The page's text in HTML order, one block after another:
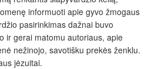
informuoti apie gyvo žmogaus
pasirinkimas dažnai buvo
ir gerai matomu autoriaus, apie
nežinojo, savotišku prekės ženklu.
jėzuitai.